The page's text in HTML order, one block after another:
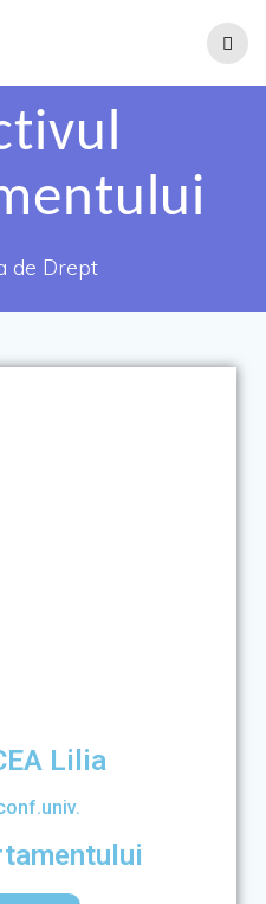
de Drept
Lilia